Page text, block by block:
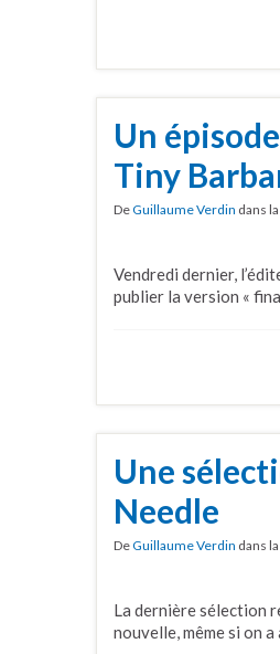
Un
Tiny
DeGuillaume Verdin dans
Vendredi dernier,
publier la version «
Une
Needle
DeGuillaume Verdin dans
La dernière sélection
nouvelle, même si on